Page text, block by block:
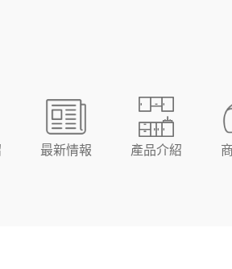
最新情報 產品介紹